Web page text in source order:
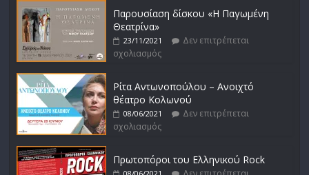
Παρουσίαση δίσκου «Η Παγωμένη
Θεατρίνα»
23/11/2021
Δεν επιτρέπεται
σχολιασμός
Ρίτα Αντωνοπούλου – Ανοιχτό
θέατρο Κολωνού
08/06/2021
Δεν επιτρέπεται
σχολιασμός
Πρωτοπόροι του Ελληνικού Rock